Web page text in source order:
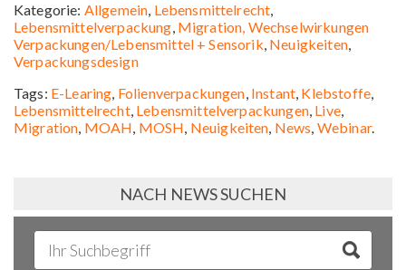
Kategorie: Allgemein, Lebensmittelrecht,
Lebensmittelverpackung, Migration, Wechselwirkungen
Verpackungen/Lebensmittel + Sensorik, Neuigkeiten,
Verpackungsdesign
Tags: E-Learing, Folienverpackungen, Instant, Klebstoffe,
Lebensmittelrecht, Lebensmittelverpackungen, Live,
Migration, MOAH, MOSH, Neuigkeiten, News, Webinar.
NACH NEWS SUCHEN